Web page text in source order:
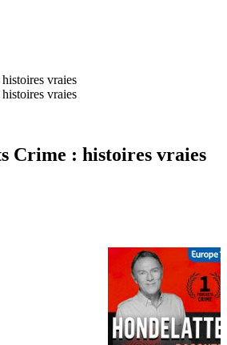
vraies
vraies
Crime : histoires vraies